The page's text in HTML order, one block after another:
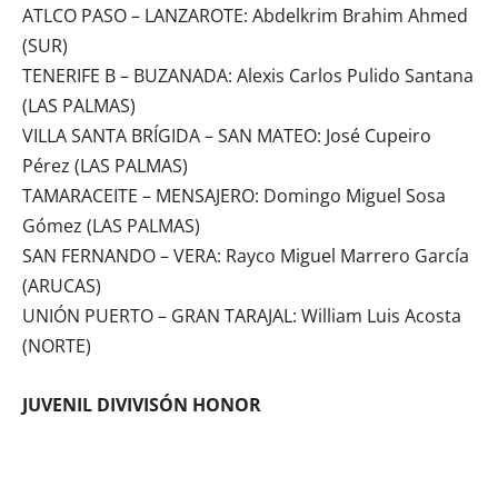
ATLCO PASO – LANZAROTE: Abdelkrim Brahim Ahmed
(SUR)
TENERIFE B – BUZANADA: Alexis Carlos Pulido Santana
(LAS PALMAS)
VILLA SANTA BRÍGIDA – SAN MATEO: José Cupeiro
Pérez (LAS PALMAS)
TAMARACEITE – MENSAJERO: Domingo Miguel Sosa
Gómez (LAS PALMAS)
SAN FERNANDO – VERA: Rayco Miguel Marrero García
(ARUCAS)
UNIÓN PUERTO – GRAN TARAJAL: William Luis Acosta
(NORTE)
JUVENIL DIVIVISÓN HONOR